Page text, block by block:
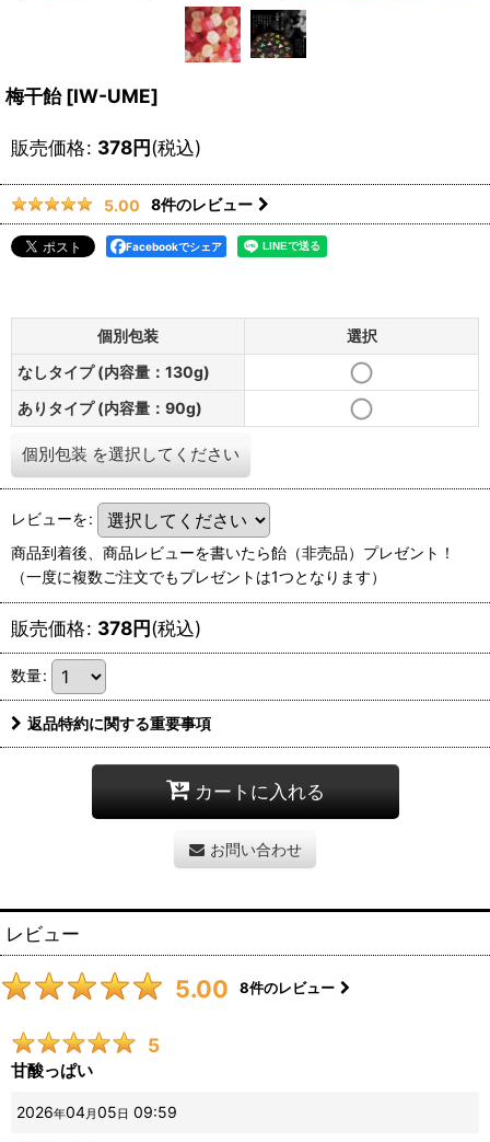
梅干飴 [IW-UME]
販売価格: 378円(税込)
5.00 8件のレビュー
Facebookでシェア
個別包装
選択
なしタイプ (内容量：130g)
ありタイプ (内容量：90g)
個別包装 を選択してください
レビューを:
商品到着後、商品レビューを書いたら飴（非売品）プレゼント！
（一度に複数ご注文でもプレゼントは1つとなります）
販売価格: 378円(税込)
数量:
返品特約に関する重要事項
カートに入れる
お問い合わせ
レビュー
5.00 8件のレビュー
5
甘酸っぱい
2026年04月05日 09:59